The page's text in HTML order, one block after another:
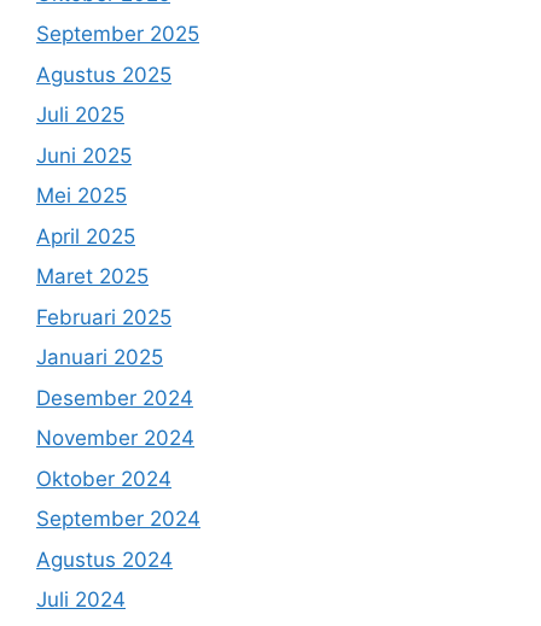
September 2025
Agustus 2025
Juli 2025
Juni 2025
Mei 2025
April 2025
Maret 2025
Februari 2025
Januari 2025
Desember 2024
November 2024
Oktober 2024
September 2024
Agustus 2024
Juli 2024